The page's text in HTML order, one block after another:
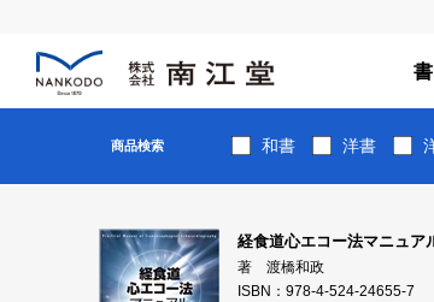
商品検索 和書 洋書
経食道心エコー法マニュア
著 渡橋和政
ISBN：978-4-524-24655-7